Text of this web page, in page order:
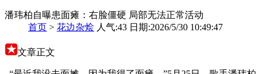
潘玮柏自曝患面瘫：右脸僵硬 局部无法正常活动
首页 > 花边杂烩 人气:43 日期:2026/5/30 10:49:47
文章正文